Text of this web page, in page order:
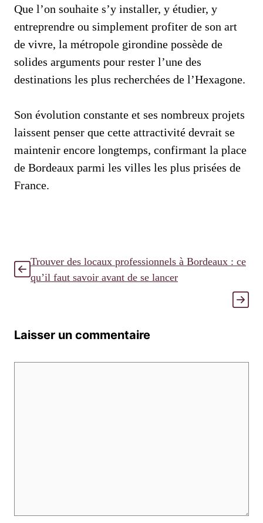
Que l’on souhaite s’y installer, y étudier, y
entreprendre ou simplement profiter de son art
de vivre, la métropole girondine possède de
solides arguments pour rester l’une des
destinations les plus recherchées de l’Hexagone.
Son évolution constante et ses nombreux projets
laissent penser que cette attractivité devrait se
maintenir encore longtemps, confirmant la place
de Bordeaux parmi les villes les plus prisées de
France.
Trouver des locaux professionnels à Bordeaux : ce
qu’il faut savoir avant de se lancer
Laisser un commentaire